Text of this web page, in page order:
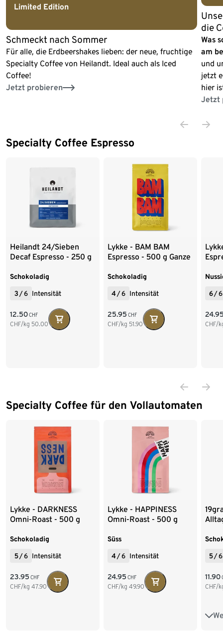
Limited Edition
Schmeckt nach Sommer
Für alle, die Erdbeershakes lieben: der neue, fruchtige
Specialty Coffee von Heilandt. Ideal auch als Iced
Coffee!
Jetzt probieren
die
Was
am
und
jetzt
hier
Jetzt
Specialty Coffee Espresso
Heilandt 24/Sieben
Decaf Espresso - 250 g
Schokoladig
3 /6 Intensität
12.50CHF
CHF/kg 50.00
Lykke - BAM BAM
Espresso - 500 g Ganze
Schokoladig
4/6 Intensität
25.95 CHF
CHF/kg 51.90
6/6
CHF/
Ende der Auflistung
Specialty Coffee für den Vollautomaten
Lykke - DARKNESS
Omni-Roast - 500 g
Schokoladig
5 /6 Intensität
23.95 CHF
CHF/kg 47.90
Lykke - HAPPINESS
Omni-Roast - 500 g
Süss
4/6 Intensität
24.95 CHF
CHF/kg 49.90
5/6
11.90
CHF/
Ende der Auflistung